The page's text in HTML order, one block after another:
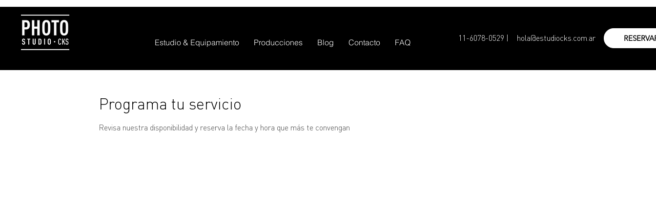
Estudio & Equipamiento Producciones Blog Contacto FAQ 11-6078-0529 | hola@estudiocks.com.ar
Programa tu servicio
Revisa nuestra disponibilidad y reserva la fecha y hora que más te convengan